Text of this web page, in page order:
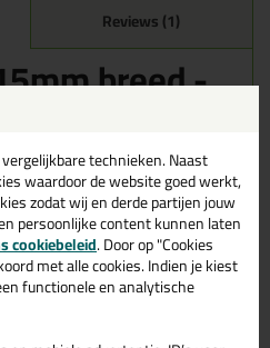
Reviews (1)
breed -
dik
- 100 stuks in 5mm dik
besteld = morgen in huis.
en kenmerken van dit
>
technieken. Naast
waardoor de website goed werkt,
zodat wij en derde partijen jouw
persoonlijke content kunnen laten
cookiebeleid. Door op "Cookies
met alle cookies. Indien je kiest
functionele en analytische